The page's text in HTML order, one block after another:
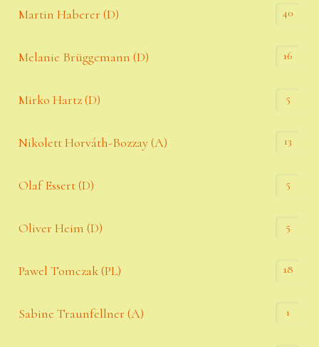
Martin Haberer (D) 40
Melanie Brüggemann (D) 16
Mirko Hartz (D) 5
Nikolett Horváth-Bozzay (A) 13
Olaf Essert (D) 5
Oliver Heim (D) 5
Pawel Tomczak (PL) 18
Sabine Traunfellner (A) 1